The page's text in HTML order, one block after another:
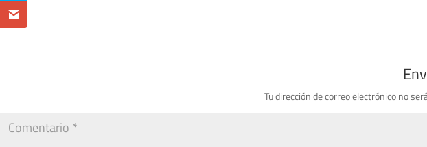
Tu dirección de correo electrónico no